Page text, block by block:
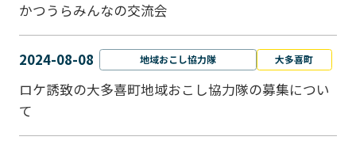
かつうらみんなの交流会
2024-08-08 地域おこし協力隊 大多喜町
ロケ誘致の大多喜町地域おこし協力隊の募集につい
て